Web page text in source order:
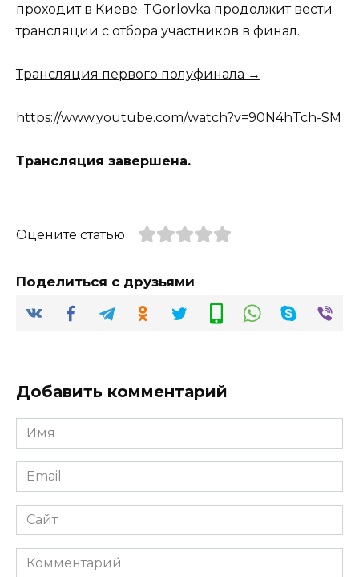
проходит в Киеве. TGorlovka продолжит вести
трансляции с отбора участников в финал.
Трансляция первого полуфинала →
https://www.youtube.com/watch?v=90N4hTch-SM
Трансляция завершена.
Оцените статью
Поделиться с друзьями
Добавить комментарий
Имя
*
Email
*
Сайт
Комментарий